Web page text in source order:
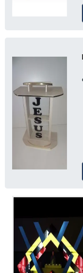
Serviços
equipamentos
EVENTOS
Benefícios
a JR Tendas
além de
Case de
Empresas
profissionais